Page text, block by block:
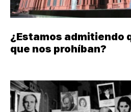
¿Estamos admitiendo
que nos prohíban?